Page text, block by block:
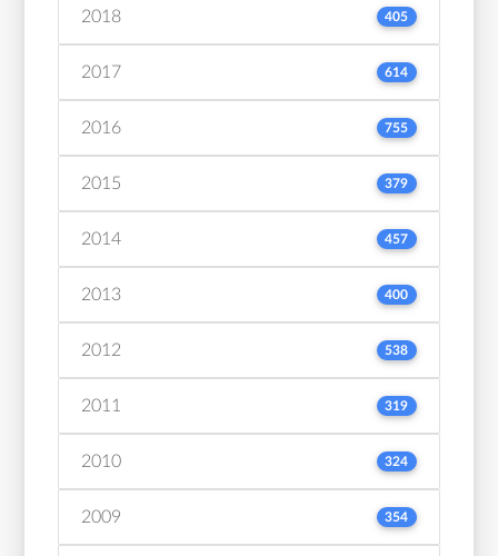
2018 405
2017 614
2016 755
2015 379
2014 457
2013 400
2012 538
2011 319
2010 324
2009 354